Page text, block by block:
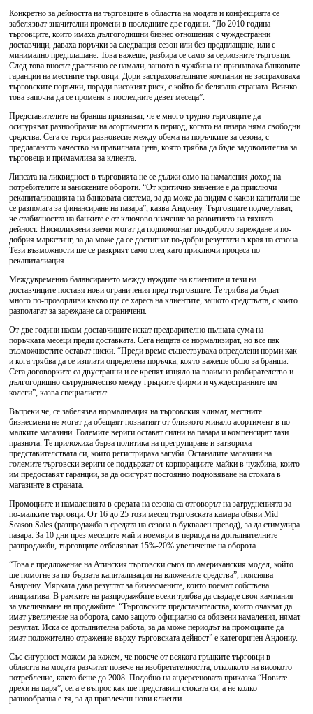
Конкретно за дейността на търговците в областта на модата и конфекцията се
забелязват значителни промени в последните две години. “До 2010 година
търговците, които имаха дългогодишни бизнес отношения с чуждестранни
доставчици, даваха поръчки за следващия сезон или без предплащане, или с
минимално предплащане. Това важеше, разбира се само за сериозните търговци.
След това вносът драстично се намали, защото в чужбина не признаваха банковите
гаранции на местните търговци. Дори застрахователните компании не застраховаха
търговските поръчки, поради високият риск, с който бе белязана страната. Всичко
това започна да се променя в последните девет месеца”.
Представителите на бранша признават, че е много трудно търговците да
осигуряват разнообразие на асортимента в период, когато на пазара няма свободни
средства. Сега се търси равновесие между обема на поръчките за сезона, с
предлаганото качество на правилната цена, която трябва да бъде задоволителна за
търговеца и примамлива за клиента.
Липсата на ликвидност в търговията не се дължи само на намаления доход на
потребителите и занижените обороти. “От критично значение е да приключи
рекапитализацията на банковата система, за да може да видим с какви капитали ще
се разполага за финансиране на пазара”, казва Андониу. Търговците подчертават,
че стабилността на банките е от ключово значение за развитието на тяхната
дейност. Нисколихвени заеми могат да подпомогнат по-доброто зареждане и по-
добрия маркетинг, за да може да се достигнат по-добри резултати в края на сезона.
Тези възможности ще се разкрият само след като приключи процеса по
рекапиталиация.
Междувременно балансирането между нуждите на клиентите и тези на
доставчиците поставя нови ограничения пред търговците. Те трябва да бъдат
много по-прозорливи какво ще се хареса на клиентите, защото средствата, с които
разполагат за зареждане са ограничени.
От две години насам доставчиците искат предварително пълната сума на
поръчката месеци преди доставката. Сега нещата се нормализират, но все пак
възможностите остават ниски. “Преди време съществуваха определени норми как
и кога трябва да се изплати определена поръчка, която важеше общо за бранша.
Сега договорките са двустранни и се крепят изцяло на взаимно разбирателство и
дългогодишно сътрудничество между гръцките фирми и чуждестранните им
колеги”, казва специалистът.
Въпреки че, се забелязва нормализация на търговския климат, местните
бизнесмени не могат да обещаят познатият от близкото минало асортимент в по
малките магазини. Големите вериги остават силни на пазара и компенсират тази
празнота. Те приложиха бърза политика на прегрупиране и затвориха
представителствата си, които регистрираха загуби. Останалите магазини на
големите търговски вериги се поддържат от корпорациите-майки в чужбина, които
им предоставят гаранции, за да осигурят постоянно подновяване на стоката в
магазинте в страната.
Промоциите и намаленията в средата на сезона са отговорът на затрудненията за
по-малките търговци. От 16 до 25 този месец търговската камара обяви Mid
Season Sales (разпродажба в средата на сезона в буквален превод), за да стимулира
пазара. За 10 дни през месеците май и ноември в периода на допълнителните
разпродажби, търговците отбелязват 15%-20% увеличение на оборота.
“Това е предложение на Атинския търговски съюз по американския модел, който
ще помогне за по-бързата капитализация на вложените средства”, пояснява
Андониу. Мярката дава резултат за бизнесмените, които поемат собствена
инициатива. В рамките на разпродажбите всеки трябва да създаде своя кампания
за увеличаване на продажбите. “Търговските представителства, които очакват да
имат увеличение на оборота, само защото официално са обявени намаления, нямат
резултат. Иска се допълнителна работа, за да може периодът на промоциите да
имат положително отражение върху търговската дейност” е категоричен Андониу.
Със сигурност можем да кажем, че повече от всякога гръцките търговци в
областта на модата разчитат повече на изобретателността, отколкото на високото
потребление, както беше до 2008. Подобно на андерсеновата приказка “Новите
дрехи на царя”, сега е въпрос как ще представиш стоката си, а не колко
разнообразна е тя, за да привлечеш нови клиенти.